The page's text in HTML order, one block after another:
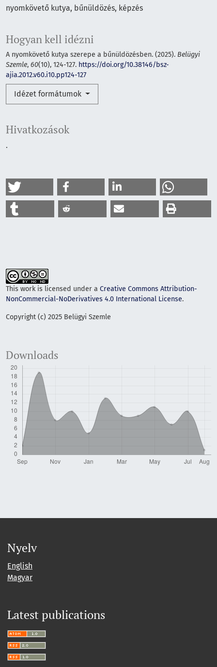
nyomkövető kutya bűnüldözés képzés
Hogyan kell idézni
A nyomkövető kutya szerepe a bűnüldözésben. (2025). Belügyi
Szemle, 60(10), 124-127. https://doi.org/10.38146/bsz-
ajia.2012.v60.i10.pp124-127
Idézet formátumok
Hivatkozások
.
This work is licensed under a Creative Commons Attribution-
NonCommercial-NoDerivatives 4.0 International License.
Copyright (c) 2025 Belügyi Szemle
Downloads
Nyelv
English
Magyar
Latest publications